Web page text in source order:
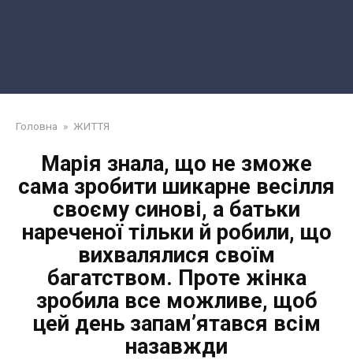
Головна » ЖИТТЯ
Марія знала, що не зможе
сама зробити шикарне весілля
своєму синові, а батьки
нареченої тільки й робили, що
вихвалялися своїм
багатством. Проте жінка
зробила все можливе, щоб
цей день запам’ятався всім
назавжди